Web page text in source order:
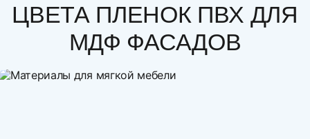
ЦВЕТА ПЛЕНОК ПВХ ДЛЯ
МДФ ФАСАДОВ